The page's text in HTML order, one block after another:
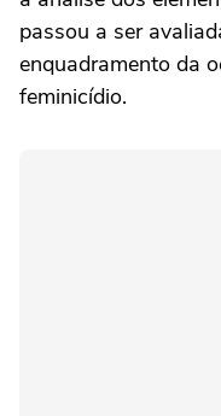
passou a ser
enquadramento da
feminicídio.